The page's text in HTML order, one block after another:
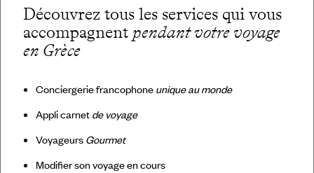
Découvrez tous les services qui vous
accompagnent pendant votre voyage
en Grèce
Conciergerie francophone unique au monde
Appli carnet de voyage
Voyageurs Gourmet
Modifier son voyage en cours